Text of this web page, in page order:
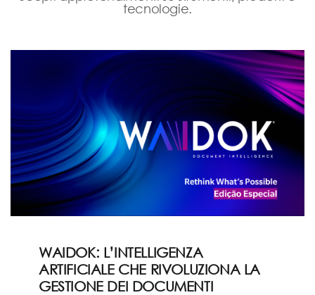
tecnologie.
WAIDOK: L’INTELLIGENZA
ARTIFICIALE CHE RIVOLUZIONA LA
GESTIONE DEI DOCUMENTI